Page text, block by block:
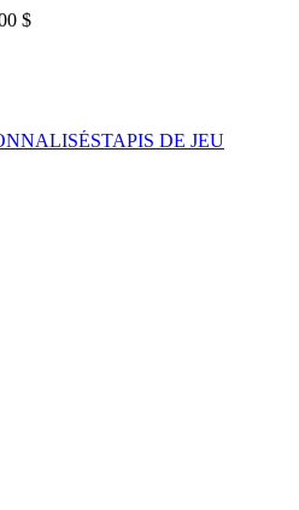
$
TAPIS DE JEU